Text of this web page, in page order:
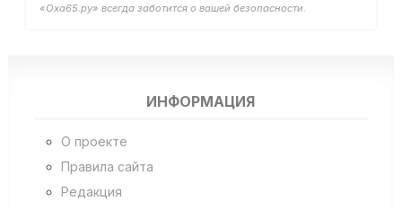
«Оха65.ру» всегда заботится о вашей безопасности.
ИНФОРМАЦИЯ
О проекте
Правила сайта
Редакция